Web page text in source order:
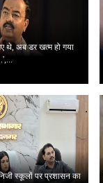
थे, अब डर खत्म हो गया
स्कूलों पर प्रशासन का